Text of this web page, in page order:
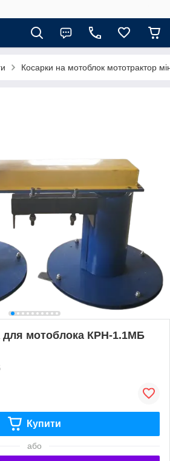
Косарки на мотоблок мототрактор
для мотоблока КРН-1.1МБ
Купити
або